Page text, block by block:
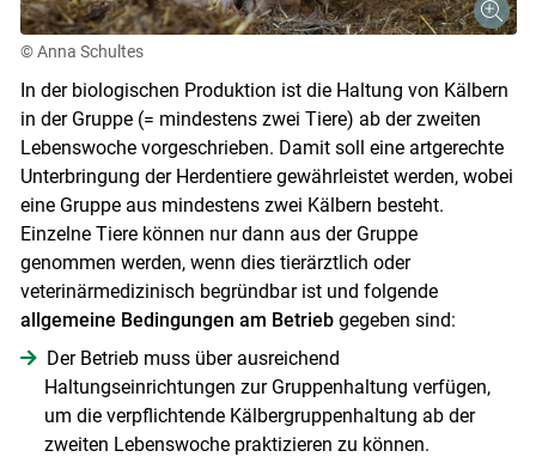
© Anna Schultes
In der biologischen Produktion ist die Haltung von Kälbern
in der Gruppe (= mindestens zwei Tiere) ab der zweiten
Lebenswoche vorgeschrieben. Damit soll eine artgerechte
Unterbringung der Herdentiere gewährleistet werden, wobei
eine Gruppe aus mindestens zwei Kälbern besteht.
Einzelne Tiere können nur dann aus der Gruppe
genommen werden, wenn dies tierärztlich oder
veterinärmedizinisch begründbar ist und folgende
allgemeine Bedingungen am Betriebgegeben sind:
Der Betrieb muss über ausreichend
Haltungseinrichtungen zur Gruppenhaltung verfügen,
um die verpflichtende Kälbergruppenhaltung ab der
zweiten Lebenswoche praktizieren zu können.